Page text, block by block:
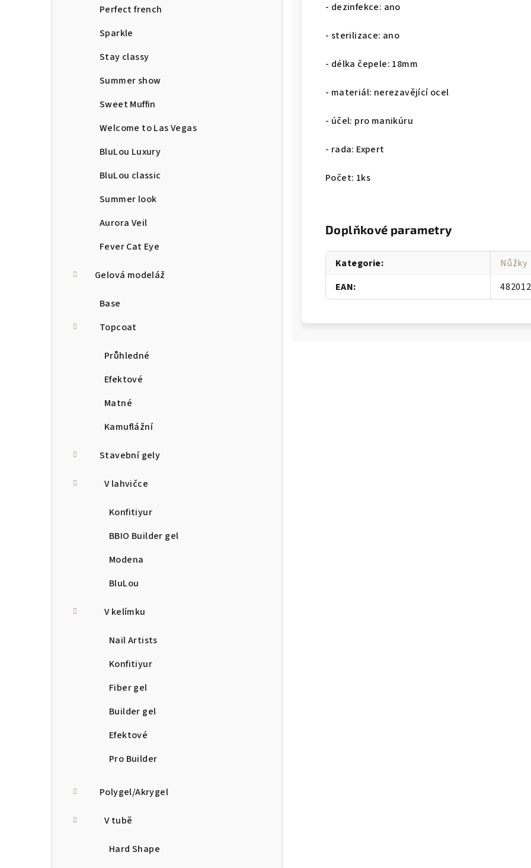
Perfect french
Sparkle
Stay classy
Summer show
Sweet Muffin
Welcome to Las Vegas
BluLou Luxury
BluLou classic
Summer look
Aurora Veil
Fever Cat Eye
Gelová modeláž
Base
Topcoat
Průhledné
Efektové
Matné
Kamuflážní
Stavební gely
V lahvičce
Konfitiyur
BBIO Builder gel
Modena
BluLou
V kelímku
Nail Artists
Konfitiyur
Fiber gel
Builder gel
Efektové
Pro Builder
Polygel/Akrygel
V tubě
Hard Shape
- dezinfekce: ano
- sterilizace: ano
- délka čepele: 18mm
- materiál: nerezavějící ocel
- účel: pro manikúru
- rada: Expert
Počet: 1ks
Doplňkové parametry
Kategorie:
Nůžky
EAN: